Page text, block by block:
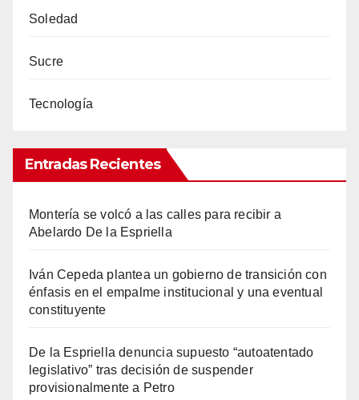
Soledad
Sucre
Tecnología
Entradas Recientes
Montería se volcó a las calles para recibir a
Abelardo De la Espriella
Iván Cepeda plantea un gobierno de transición con
énfasis en el empalme institucional y una eventual
constituyente
De la Espriella denuncia supuesto “autoatentado
legislativo” tras decisión de suspender
provisionalmente a Petro